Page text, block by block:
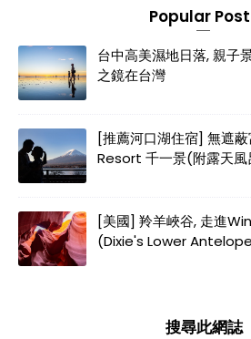
Popular
台中高美濕地日落, 親子
之鏡在台灣
[推薦河口湖住宿] 無遮
Resort 千一景(附露天
[美國] 羚羊峽谷, 走進
(Dixie's Lower
搜尋此網誌